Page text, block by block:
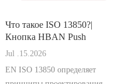
Что такое ISO 13850?|
Кнопка HBAN Push
Jul .15.2026
EN ISO 13850 определяет